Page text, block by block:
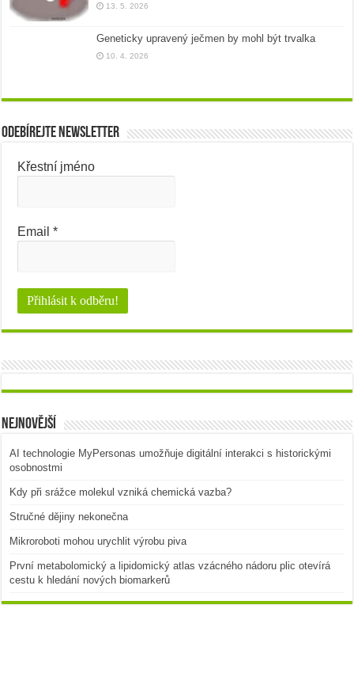
13. 5. 2026
Geneticky upravený ječmen by mohl být trvalka
10. 4. 2026
Odebírejte newsletter
Křestní jméno
Email*
Nejnovější
AI technologie MyPersonas umožňuje digitální interakci s historickými
osobnostmi
Kdy při srážce molekul vzniká chemická vazba?
Stručné dějiny nekonečna
Mikroroboti mohou urychlit výrobu piva
První metabolomický a lipidomický atlas vzácného nádoru plic otevírá
cestu k hledání nových biomarkerů